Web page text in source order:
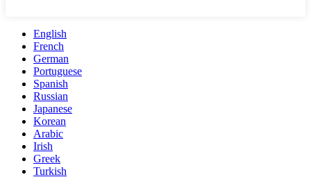
English
French
German
Portuguese
Spanish
Russian
Japanese
Korean
Arabic
Irish
Greek
Turkish